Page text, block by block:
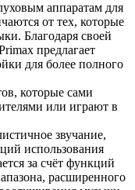
аппаратам для
от тех, которые
Благодаря своей
предлагает
для более полного
которые сами
или играют в
звучание,
использования
за счёт функций
расширенного